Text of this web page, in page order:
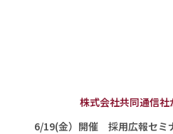
株式会社共同通信社
6/19(金）開催 採用広報セミ